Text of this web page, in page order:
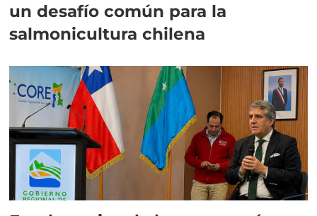
un desafío común para la
salmonicultura chilena